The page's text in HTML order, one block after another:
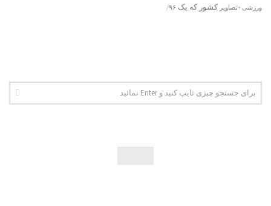
ورزشی +تصاویر کشور که یک ۹۶/